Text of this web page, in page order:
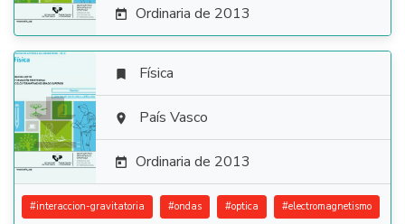
 Ordinaria de 2013

 Física
 País Vasco
 Ordinaria de 2013
#interaccion-gravitatoria #ondas #optica #electromagnetismo